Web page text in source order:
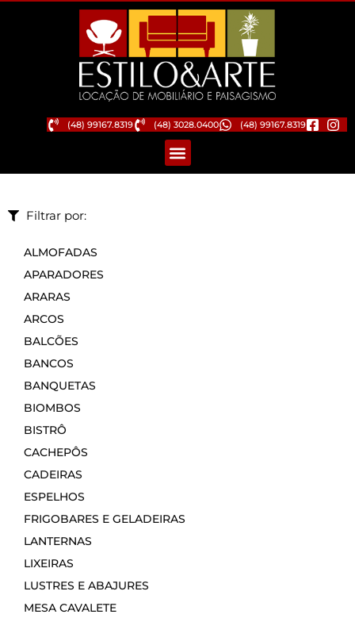
(48) 99167.8319 (48) 3028.0400 (48) 99167.8319
Filtrar por:
ALMOFADAS
APARADORES
ARARAS
ARCOS
BALCÕES
BANCOS
BANQUETAS
BIOMBOS
BISTRÔ
CACHEPÔS
CADEIRAS
ESPELHOS
FRIGOBARES E GELADEIRAS
LANTERNAS
LIXEIRAS
LUSTRES E ABAJURES
MESA CAVALETE